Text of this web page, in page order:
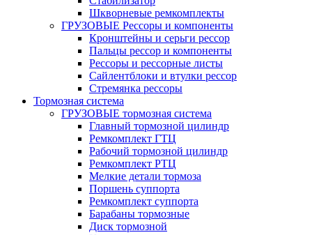
Шкворневые ремкомплекты
ГРУЗОВЫЕ Рессоры и компоненты
Кронштейны и серьги рессор
Пальцы рессор и компоненты
Рессоры и рессорные листы
Сайлентблоки и втулки рессор
Стремянка рессоры
Тормозная система
ГРУЗОВЫЕ тормозная система
Главный тормозной цилиндр
Ремкомплект ГТЦ
Рабочий тормозной цилиндр
Ремкомплект РТЦ
Мелкие детали тормоза
Поршень суппорта
Ремкомплект суппорта
Барабаны тормозные
Диск тормозной